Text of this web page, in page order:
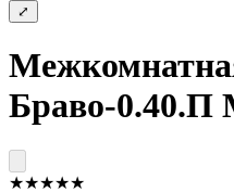
⤢
Браво-
★★★★★